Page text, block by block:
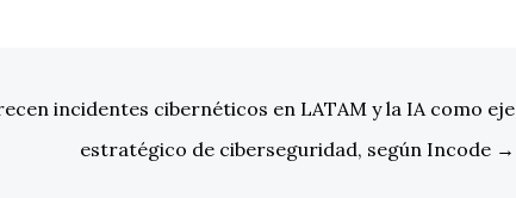
incidentes cibernéticos en LATAM y la IA como eje
estratégico de ciberseguridad, según Incode →